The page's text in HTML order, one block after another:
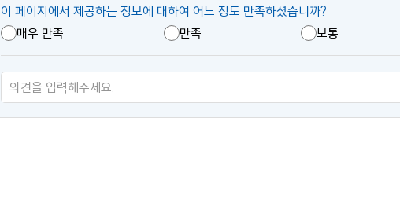
콘
텐
츠
만
족
이 페이지에서 제공하는 정보에 대하여 어느 정도 만족하셨습니까?
매우 만족
만족 보통